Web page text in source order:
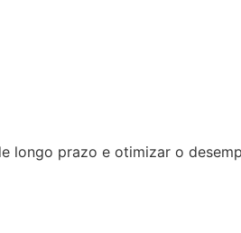
longo prazo e otimizar o